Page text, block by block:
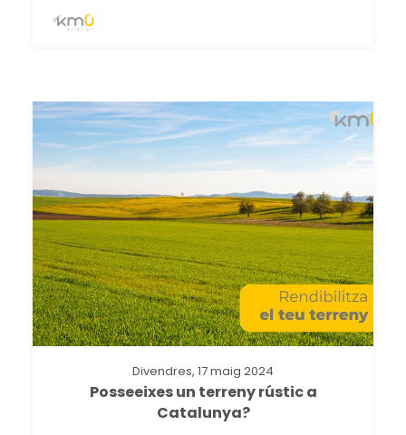
Divendres, 17 maig 2024
Posseeixes un terreny rústic a
Catalunya?